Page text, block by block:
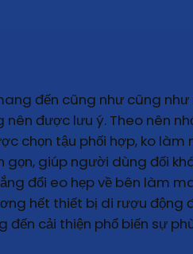
đến cũng như cũng
được lưu ý. Theo nên
chọn tậu phối hợp, ko
giúp người dùng đối
đổi eo hẹp về bên làm
hết thiết bị di rượu động
cải thiện phổ biến sự